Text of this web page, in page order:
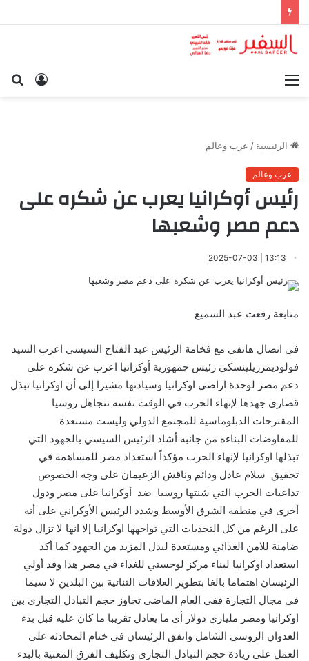
تسجيل
الرئيسية / عرب وعالم
عرب وعالم
رئيس أوكرانيا يعرب عن شكره على
دعم مصر وشعبها
متابعة رفعت عبد السميع
في اتصال هاتفي مع فخامة الرئيس عبد الفتاح السيسي اعرب السيد
فولوديمرزيلينسكي رئيس جمهورية أوكرانيا اعرب عن شكره على
دعم مصر لوحدة اراضي اوكرانيا وسيادتها مشيرا إلى أن اوكرانيا تبذل
قصارى جهدها لإنهاء الحرب في الوقت نفسه تتجاهل روسيا
المقترحات الدبلوماسية للمجتمع الدولي وليست مستعدة
للمفاوضات البناءة من جانبه أشاد الرئيس السيسي بالجهود التي
تبذلها اوكرانيا لإنهاء الحرب مؤكداً استعداد مصر للمساهمة في
تحقيق سلام عادل ودائم وناقش الزعيمان على وجه الخصوص
تداعيات الحرب التي شنتها روسيا ضد أوكرانيا على مصر ودول
أخرى في منطقة الشرق الأوسط وشدد الرئيس الأوكراني على أنه
على الرغم من كل التحديات التي تواجهها اوكرانيا إلا انها لا تزال دولة
ضامنة للامن الغذائي ومستعدة لبذل المزيد من الجهود كما أكد
استعداد اوكرانيا لبناء مركز لوجستي للغذاء في مصر هذا وقد أولي
الرئيسان اهتماما بالغا بتطوير العلاقات الثنائية بين البلدين لا سيما
في مجال التجارة ففي العام الماضي تجاوز حجم التبادل التجاري بين
اوكرانيا ومصر ملياري دولار أي ما يعادل تقريبا ما كان عليه قبل بدء
العدوان الروسي الشامل واتفق الرئيسان في ختام المحادثه على
العمل على زيادة حجم التبادل التجاري وتكليف الفرق المعنية بالبدء